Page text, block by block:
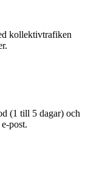
kollektivtrafiken
(1 till 5 dagar) och
post.